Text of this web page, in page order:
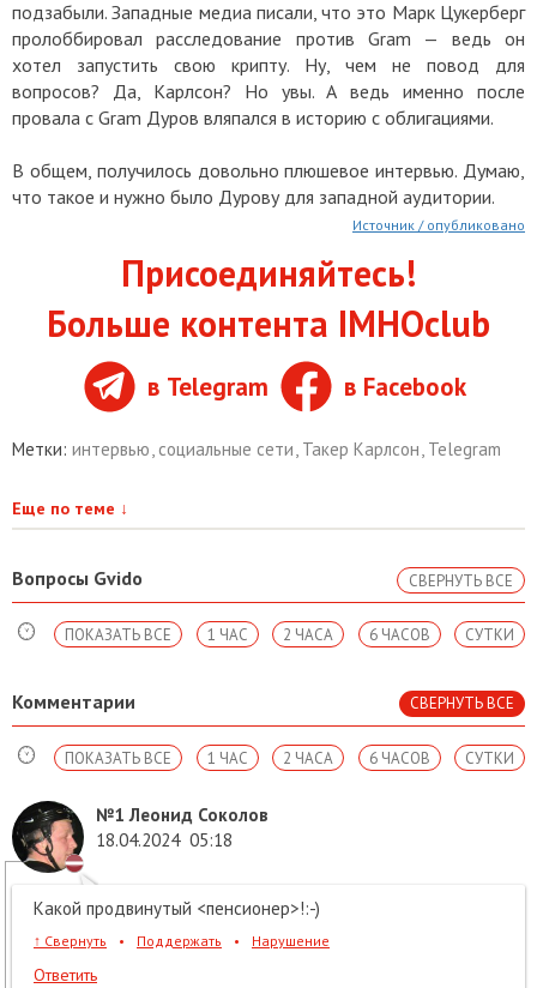
подзабыли. Западные медиа писали, что это Марк Цукерберг
пролоббировал расследование против Gram — ведь он
хотел запустить свою крипту. Ну, чем не повод для
вопросов? Да, Карлсон? Но увы. А ведь именно после
провала с Gram Дуров вляпался в историю с облигациями.
В общем, получилось довольно плюшевое интервью. Думаю,
что такое и нужно было Дурову для западной аудитории.
Источник / опубликовано
Присоединяйтесь!
Больше контента IMHOclub
в Telegram в Facebook
Метки: интервью, социальные сети, Такер Карлсон, Telegram
Еще по теме ↓
Вопросы Gvido СВЕРНУТЬ ВСЕ
СУТКИ
6 ЧАСОВ
2 ЧАСА
1 ЧАС
ПОКАЗАТЬ ВСЕ
Комментарии СВЕРНУТЬ ВСЕ
СУТКИ
6 ЧАСОВ
2 ЧАСА
1 ЧАС
ПОКАЗАТЬ ВСЕ
№1 Леонид Соколов
18.04.2024 05:18
Какой продвинутый <пенсионер>!:-)
↑ Свернуть • Поддержать • Нарушение
Ответить